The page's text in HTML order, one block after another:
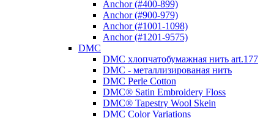
Anchor (#400-899)
Anchor (#900-979)
Anchor (#1001-1098)
Anchor (#1201-9575)
DMC
DMC хлопчатобумажная нить art.177
DMC - металлизированая нить
DMC Perle Cotton
DMC® Satin Embroidery Floss
DMC® Tapestry Wool Skein
DMC Color Variations